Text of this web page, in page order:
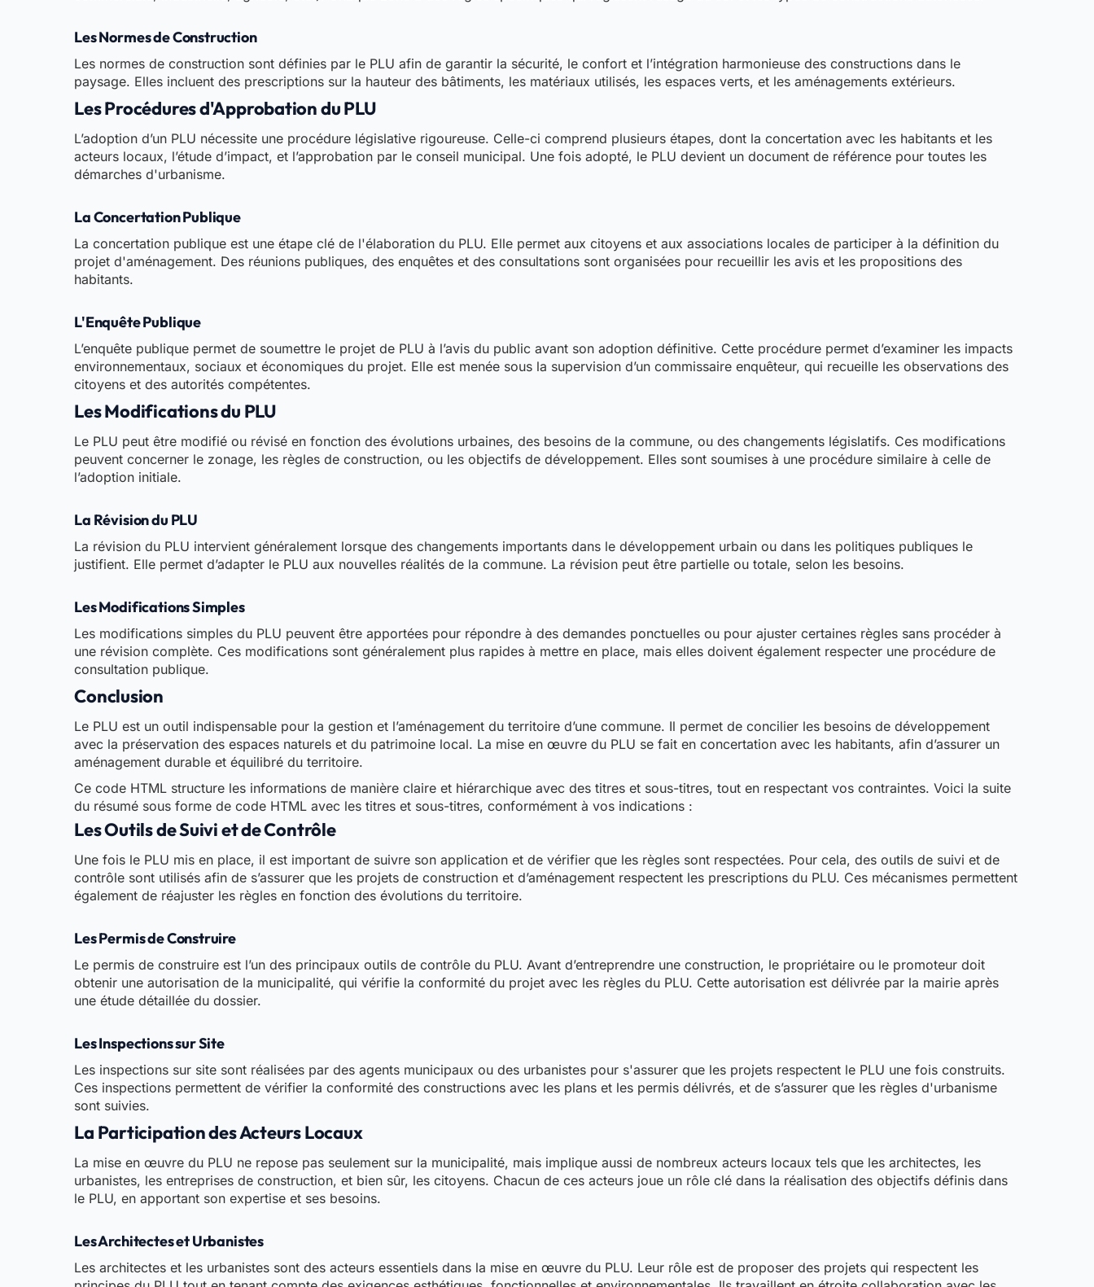
Les Normes de Construction
Les normes de construction sont définies par le PLU afin de garantir la sécurité, le confort et l’intégration harmonieuse des constructions dans le
paysage. Elles incluent des prescriptions sur la hauteur des bâtiments, les matériaux utilisés, les espaces verts, et les aménagements extérieurs.
Les Procédures d'Approbation du PLU
L’adoption d’un PLU nécessite une procédure législative rigoureuse. Celle-ci comprend plusieurs étapes, dont la concertation avec les habitants et les
acteurs locaux, l’étude d’impact, et l’approbation par le conseil municipal. Une fois adopté, le PLU devient un document de référence pour toutes les
démarches d'urbanisme.
La Concertation Publique
La concertation publique est une étape clé de l'élaboration du PLU. Elle permet aux citoyens et aux associations locales de participer à la définition du
projet d'aménagement. Des réunions publiques, des enquêtes et des consultations sont organisées pour recueillir les avis et les propositions des
habitants.
L'Enquête Publique
L’enquête publique permet de soumettre le projet de PLU à l’avis du public avant son adoption définitive. Cette procédure permet d’examiner les impacts
environnementaux, sociaux et économiques du projet. Elle est menée sous la supervision d’un commissaire enquêteur, qui recueille les observations des
citoyens et des autorités compétentes.
Les Modifications du PLU
Le PLU peut être modifié ou révisé en fonction des évolutions urbaines, des besoins de la commune, ou des changements législatifs. Ces modifications
peuvent concerner le zonage, les règles de construction, ou les objectifs de développement. Elles sont soumises à une procédure similaire à celle de
l’adoption initiale.
La Révision du PLU
La révision du PLU intervient généralement lorsque des changements importants dans le développement urbain ou dans les politiques publiques le
justifient. Elle permet d’adapter le PLU aux nouvelles réalités de la commune. La révision peut être partielle ou totale, selon les besoins.
Les Modifications Simples
Les modifications simples du PLU peuvent être apportées pour répondre à des demandes ponctuelles ou pour ajuster certaines règles sans procéder à
une révision complète. Ces modifications sont généralement plus rapides à mettre en place, mais elles doivent également respecter une procédure de
consultation publique.
Conclusion
Le PLU est un outil indispensable pour la gestion et l’aménagement du territoire d’une commune. Il permet de concilier les besoins de développement
avec la préservation des espaces naturels et du patrimoine local. La mise en œuvre du PLU se fait en concertation avec les habitants, afin d’assurer un
aménagement durable et équilibré du territoire.
Ce code HTML structure les informations de manière claire et hiérarchique avec des titres et sous-titres, tout en respectant vos contraintes. Voici la suite
du résumé sous forme de code HTML avec les titres et sous-titres, conformément à vos indications :
Les Outils de Suivi et de Contrôle
Une fois le PLU mis en place, il est important de suivre son application et de vérifier que les règles sont respectées. Pour cela, des outils de suivi et de
contrôle sont utilisés afin de s’assurer que les projets de construction et d’aménagement respectent les prescriptions du PLU. Ces mécanismes permettent
également de réajuster les règles en fonction des évolutions du territoire.
Les Permis de Construire
Le permis de construire est l’un des principaux outils de contrôle du PLU. Avant d’entreprendre une construction, le propriétaire ou le promoteur doit
obtenir une autorisation de la municipalité, qui vérifie la conformité du projet avec les règles du PLU. Cette autorisation est délivrée par la mairie après
une étude détaillée du dossier.
Les Inspections sur Site
Les inspections sur site sont réalisées par des agents municipaux ou des urbanistes pour s'assurer que les projets respectent le PLU une fois construits.
Ces inspections permettent de vérifier la conformité des constructions avec les plans et les permis délivrés, et de s’assurer que les règles d'urbanisme
sont suivies.
La Participation des Acteurs Locaux
La mise en œuvre du PLU ne repose pas seulement sur la municipalité, mais implique aussi de nombreux acteurs locaux tels que les architectes, les
urbanistes, les entreprises de construction, et bien sûr, les citoyens. Chacun de ces acteurs joue un rôle clé dans la réalisation des objectifs définis dans
le PLU, en apportant son expertise et ses besoins.
Les Architectes et Urbanistes
Les architectes et les urbanistes sont des acteurs essentiels dans la mise en œuvre du PLU. Leur rôle est de proposer des projets qui respectent les